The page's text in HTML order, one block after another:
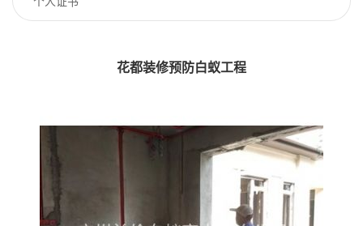
花都装修预防白蚁工程